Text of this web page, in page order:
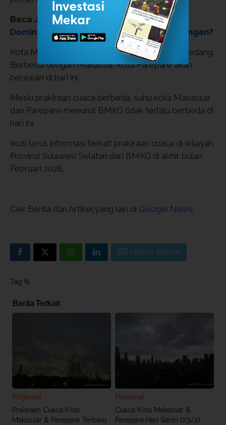
Baca Juga:Cuaca Kalbar Jumat (27/2):
Dominasi Berawan, Tapi 3 Daerah Hujan Ringan?
Kota Makassar ternyata diprediksi akan hujan sedang,
Berbeda dengan Makassar, kota Parepare akan
berawan di hari ini.
Meski prakiraan cuaca berbeda, suhu kota Makassar
dan Parepare menurut BMKG tidak terlalu berbeda di
hari ini.
Ikuti terus informasi terkait prakiraan cuaca di wilayah
Provinsi Sulawesi Selatan dari BMKG di akhir bulan
Februari 2026.
Cek Berita dan Artikel yang lain di Google News
INDEKS BERITA
Tag
Berita Terkait
Regional
Prakiraan Cuaca Kota
Makassar & Parepare Terbaru
Regional
Cuaca Kota Makassar &
Parepare Hari Senin (23/2),